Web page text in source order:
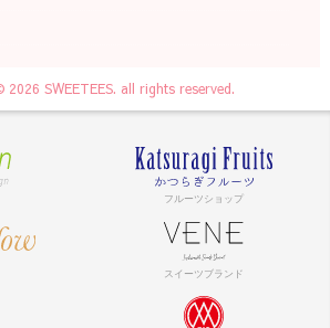
SWEETEES. all rights reserved.